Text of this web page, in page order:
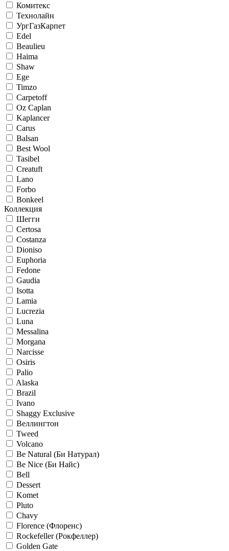
Комитекс
Технолайн
УргГазКарпет
Edel
Beaulieu
Haima
Shaw
Ege
Timzo
Carpetoff
Oz Caplan
Kaplancer
Carus
Balsan
Best Wool
Tasibel
Creatuft
Lano
Forbo
Bonkeel
Коллекция
Шегги
Certosa
Costanza
Dioniso
Euphoria
Fedone
Gaudia
Isotta
Lamia
Lucrezia
Luna
Messalina
Morgana
Narcisse
Osiris
Palio
Alaska
Brazil
Ivano
Shaggy Exclusive
Веллингтон
Tweed
Volcano
Be Natural (Би Натурал)
Be Nice (Би Найс)
Bell
Dessert
Komet
Pluto
Chavy
Florence (Флоренс)
Rockefeller (Рокфеллер)
Golden Gate